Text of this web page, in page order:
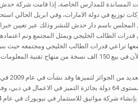
المساندة للمدارس الخاصة، إذا قامت شركة حدش
في دولة الامارات، وفي ابريل الحالي
باسم دار حدش للنشر وذلك عبر تعيين خبراء
قدرات الطالب الخليجي ويمثل المجتمع وتم
تراعي قدرات الطالب الخليجي ومجتمعه حيث
ويوضح ان